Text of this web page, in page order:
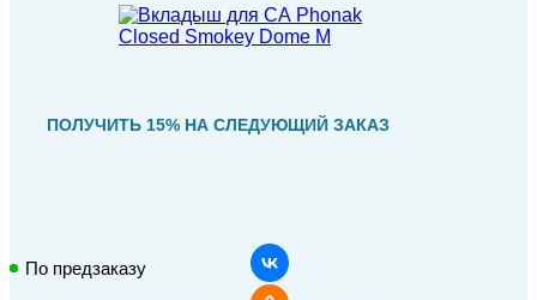
ПОЛУЧИТЬ 15% НА СЛЕДУЮЩИЙ ЗАКАЗ
По предзаказу